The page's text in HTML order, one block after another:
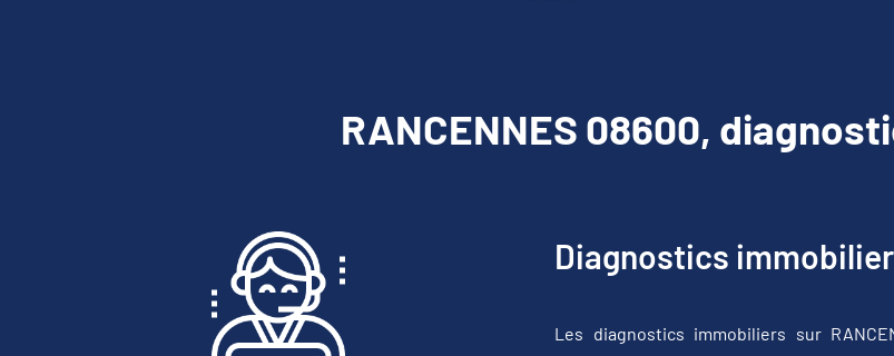
RANCENNES 08600,
Diagnostics
Les diagnostics immobiliers sur